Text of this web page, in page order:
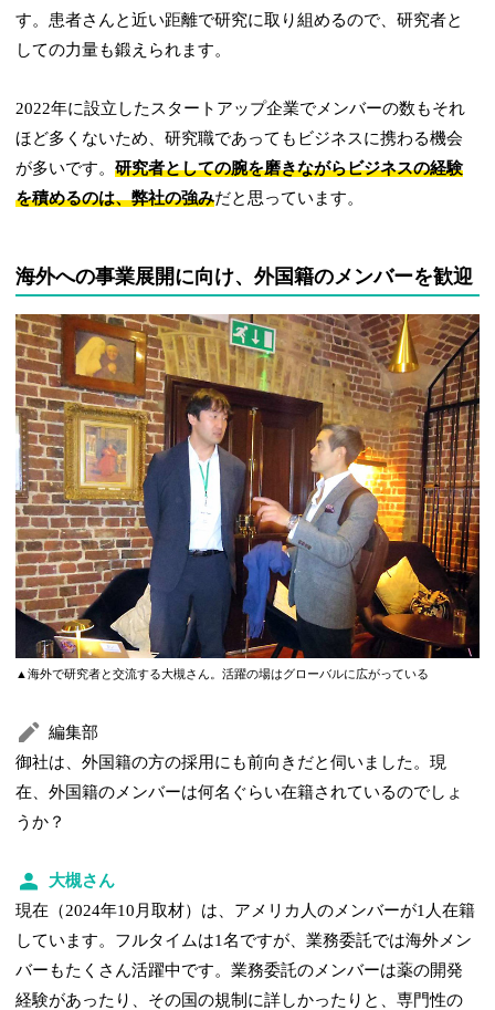
す。患者さんと近い距離で研究に取り組めるので、研究者と
しての力量も鍛えられます。
2022年に設立したスタートアップ企業でメンバーの数もそれ
ほど多くないため、研究職であってもビジネスに携わる機会
が多いです。研究者としての腕を磨きながらビジネスの経験
を積めるのは、弊社の強みだと思っています。
海外への事業展開に向け、外国籍のメンバーを歓迎
▲海外で研究者と交流する大槻さん。活躍の場はグローバルに広がっている
編集部
御社は、外国籍の方の採用にも前向きだと伺いました。現
在、外国籍のメンバーは何名ぐらい在籍されているのでしょ
うか？
大槻さん
現在（2024年10月取材）は、アメリカ人のメンバーが1人在籍
しています。フルタイムは1名ですが、業務委託では海外メン
バーもたくさん活躍中です。業務委託のメンバーは薬の開発
経験があったり、その国の規制に詳しかったりと、専門性の